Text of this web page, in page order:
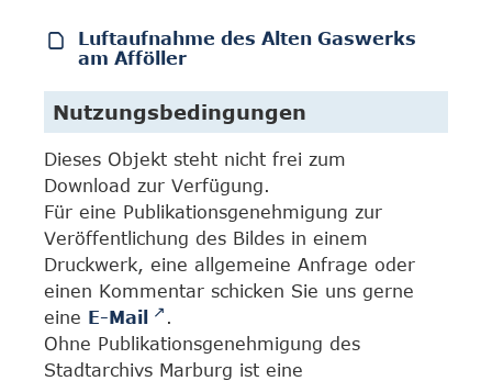
Luftaufnahme des Alten Gaswerks
am Afföller
Nutzungsbedingungen
Dieses Objekt steht nicht frei zum
Download zur Verfügung.
Für eine Publikationsgenehmigung zur
Veröffentlichung des Bildes in einem
Druckwerk, eine allgemeine Anfrage oder
einen Kommentar schicken Sie uns gerne
eine E-Mail
.
Ohne Publikationsgenehmigung des
Stadtarchivs Marburg ist eine